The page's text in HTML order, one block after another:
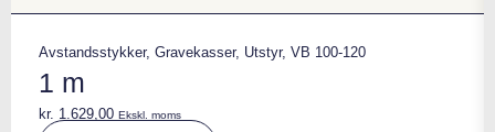
Avstandsstykker, Gravekasser, Utstyr, VB 100-120
1 m
kr. 1.629,00 Ekskl. moms